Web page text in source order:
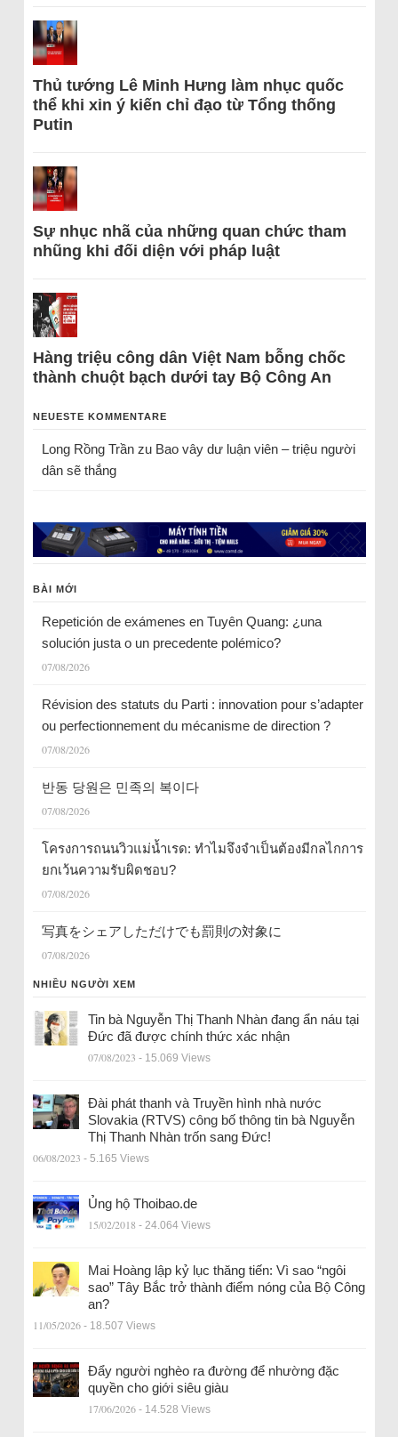
Thủ tướng Lê Minh Hưng làm nhục quốc
thể khi xin ý kiến chỉ đạo từ Tổng thống
Putin
Sự nhục nhã của những quan chức tham
nhũng khi đối diện với pháp luật
Hàng triệu công dân Việt Nam bỗng chốc
thành chuột bạch dưới tay Bộ Công An
NEUESTE KOMMENTARE
Long Rồng Trầnzu Bao vây dư luận viên – triệu người
dân sẽ thắng
BÀI MỚI
Repetición de exámenes en Tuyên Quang: ¿una
solución justa o un precedente polémico?
07/08/2026
Révision des statuts du Parti : innovation pour s’adapter
ou perfectionnement du mécanisme de direction ?
07/08/2026
반동 당원은 민족의 복이다
07/08/2026
โครงการถนนวิวแม่น้ำเรด: ทำไมจึงจำเป็นต้องมีกลไกการ
ยกเว้นความรับผิดชอบ?
07/08/2026
写真をシェアしただけでも罰則の対象に
07/08/2026
NHIỀU NGƯỜI XEM
Tin bà Nguyễn Thị Thanh Nhàn đang ẩn náu tại
Đức đã được chính thức xác nhận
07/08/2023 - 15.069 Views
Đài phát thanh và Truyền hình nhà nước
Slovakia (RTVS) công bố thông tin bà Nguyễn
Thị Thanh Nhàn trốn sang Đức!
06/08/2023 - 5.165 Views
Ủng hộ Thoibao.de
15/02/2018 - 24.064 Views
Mai Hoàng lập kỷ lục thăng tiến: Vì sao “ngôi
sao” Tây Bắc trở thành điểm nóng của Bộ Công
an?
11/05/2026 - 18.507 Views
Đẩy người nghèo ra đường để nhường đặc
quyền cho giới siêu giàu
17/06/2026 - 14.528 Views